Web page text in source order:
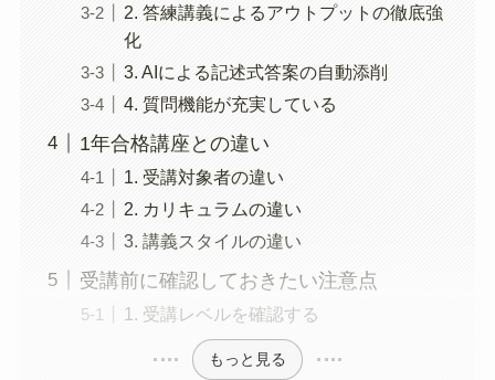
2. 答練講義によるアウトプットの徹底強
化
3. AIによる記述式答案の自動添削
4. 質問機能が充実している
1年合格講座との違い
1. 受講対象者の違い
2. カリキュラムの違い
3. 講義スタイルの違い
受講前に確認しておきたい注意点
1. 受講レベルを確認する
もっと見る